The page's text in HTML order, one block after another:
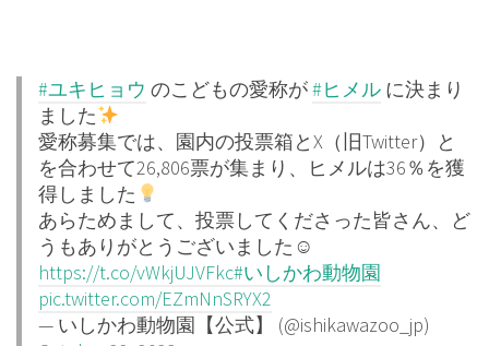
#ユキヒョウ のこどもの愛称が#ヒメル に決まり
ました
愛称募集では、園内の投票箱とX（旧Twitter）と
を合わせて26,806票が集まり、ヒメルは36％を獲
得しました
あらためまして、投票してくださった皆さん、ど
うもありがとうございました☺
https://t.co/vWkjUJVFkc#いしかわ動物園
pic.twitter.com/EZmNnSRYX2
— いしかわ動物園【公式】 (@ishikawazoo_jp)